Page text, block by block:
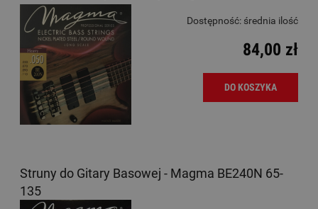
Dostępność: średnia ilość
84,00 zł
DO KOSZYKA
Struny do Gitary Basowej - Magma BE240N 65-
135